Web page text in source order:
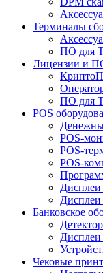
Терминалы
ПО для
Лицензии и
ПО для
POS
POS-
POS-
POS-
Дисплеи
Дисплеи
Банковское
Дисплеи
Чековые